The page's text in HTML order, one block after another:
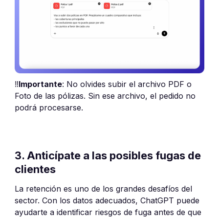
‼️Importante: No olvides subir el archivo PDF o
Foto de las pólizas. Sin ese archivo, el pedido no
podrá procesarse.
3. Anticípate a las posibles fugas de
clientes
La retención es uno de los grandes desafíos del
sector. Con los datos adecuados, ChatGPT puede
ayudarte a identificar riesgos de fuga antes de que